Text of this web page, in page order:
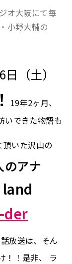
オ大阪にて毎
小野大輔の
日（土）
19年2ヶ月、
いできた物語も
頂いた沢山の
のアナ
der
放送は、そん
！！是非、 ラ